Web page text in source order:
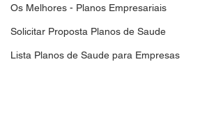
Os Melhores - Planos Empresariais
Solicitar Proposta Planos de Saude
Lista Planos de Saude para Empresas